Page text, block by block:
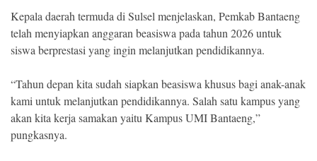
Kepala daerah termuda di Sulsel menjelaskan, Pemkab Bantaeng
telah menyiapkan anggaran beasiswa pada tahun 2026 untuk
siswa berprestasi yang ingin melanjutkan pendidikannya.
“Tahun depan kita sudah siapkan beasiswa khusus bagi anak-anak
kami untuk melanjutkan pendidikannya. Salah satu kampus yang
akan kita kerja samakan yaitu Kampus UMI Bantaeng,”
pungkasnya.